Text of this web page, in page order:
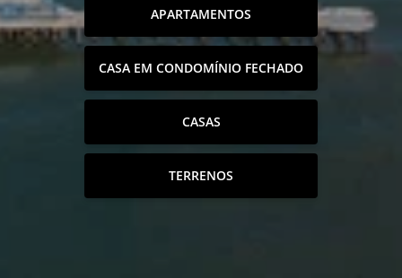
APARTAMENTOS
CASA EM CONDOMÍNIO FECHADO
CASAS
TERRENOS